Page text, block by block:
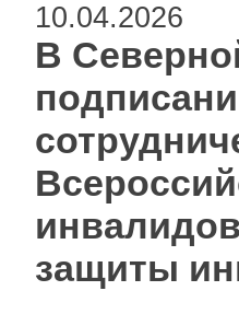
10.04.2026
В
защиты